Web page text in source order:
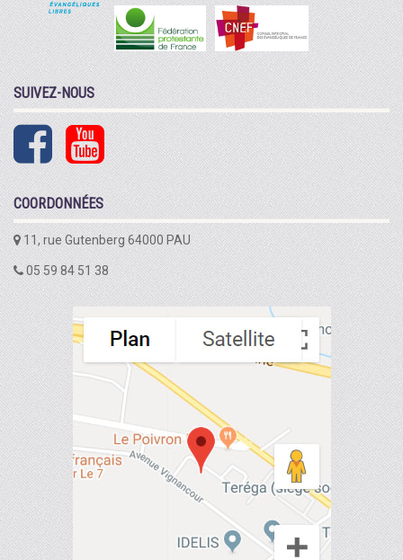
SUIVEZ-NOUS
COORDONNÉES
11, rue Gutenberg 64000 PAU
05 59 84 51 38